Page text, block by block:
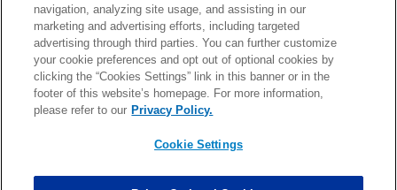
選手成績 About NFL
More NFL 特集
TOP お問い合わせ
プライバシーポリシー プライバシー設定
Copyright © NFL JAPAN.COM.All Rights Reserved.
navigation, analyzing site usage, and assisting in our
marketing and advertising efforts, including targeted
advertising through third parties. You can further customize
your cookie preferences and opt out of optional cookies by
clicking the “Cookies Settings” link in this banner or in the
footer of this website’s homepage. For more information,
please refer to our Privacy Policy.
Cookie Settings